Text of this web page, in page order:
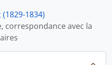
1834)
correspondance avec la